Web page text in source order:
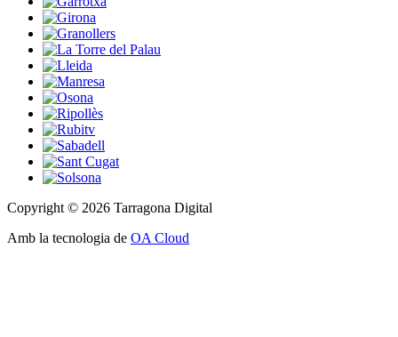
Copyright © 2026 Tarragona Digital
Amb la tecnologia de OA Cloud